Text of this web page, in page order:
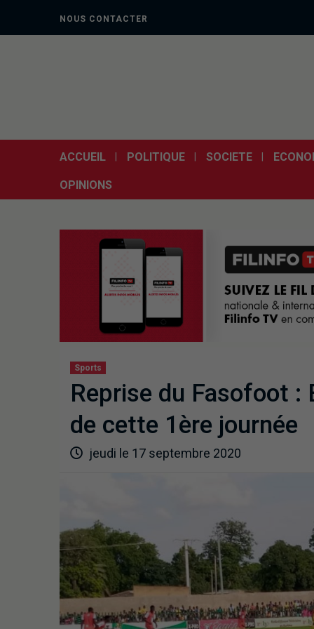
NOUS CONTACTER
ACCUEIL POLITIQUE SOCIETE
OPINIONS
Sports
Reprise du Fasofoot :
de cette 1ère journée
jeudi le 17 septembre 2020